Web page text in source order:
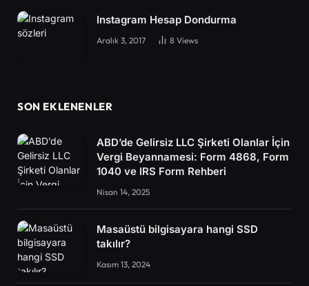
Instagram Hesap Dondurma
Aralık 3, 2017 8 Views
SON EKLENENLER
ABD’de Gelirsiz LLC Şirketi Olanlar İçin
Vergi Beyannamesi: Form 4868, Form
1040 ve IRS Form Rehberi
Nisan 14, 2025
Masaüstü bilgisayara hangi SSD
takılır?
Kasım 13, 2024